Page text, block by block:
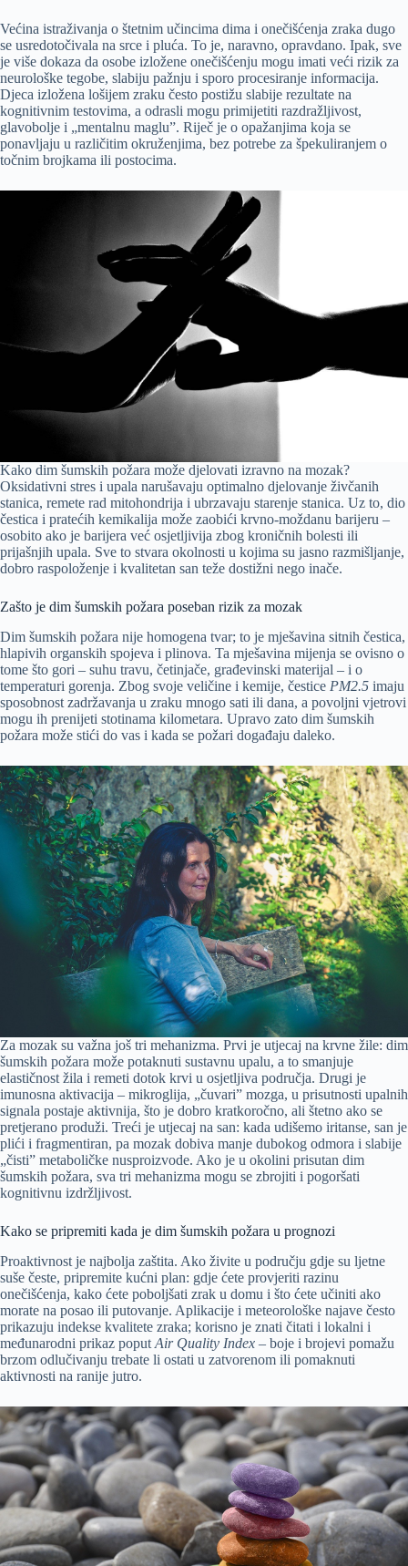
Većina istraživanja o štetnim učincima dima i onečišćenja zraka dugo
se usredotočivala na srce i pluća. To je, naravno, opravdano. Ipak, sve
je više dokaza da osobe izložene onečišćenju mogu imati veći rizik za
neurološke tegobe, slabiju pažnju i sporo procesiranje informacija.
Djeca izložena lošijem zraku često postižu slabije rezultate na
kognitivnim testovima, a odrasli mogu primijetiti razdražljivost,
glavobolje i „mentalnu maglu”. Riječ je o opažanjima koja se
ponavljaju u različitim okruženjima, bez potrebe za špekuliranjem o
točnim brojkama ili postocima.
Kako dim šumskih požara može djelovati izravno na mozak?
Oksidativni stres i upala narušavaju optimalno djelovanje živčanih
stanica, remete rad mitohondrija i ubrzavaju starenje stanica. Uz to, dio
čestica i pratećih kemikalija može zaobići krvno-moždanu barijeru –
osobito ako je barijera već osjetljivija zbog kroničnih bolesti ili
prijašnjih upala. Sve to stvara okolnosti u kojima su jasno razmišljanje,
dobro raspoloženje i kvalitetan san teže dostižni nego inače.
Zašto je dim šumskih požara poseban rizik za mozak
Dim šumskih požara nije homogena tvar; to je mješavina sitnih čestica,
hlapivih organskih spojeva i plinova. Ta mješavina mijenja se ovisno o
tome što gori – suhu travu, četinjače, građevinski materijal – i o
temperaturi gorenja. Zbog svoje veličine i kemije, čestice PM2.5 imaju
sposobnost zadržavanja u zraku mnogo sati ili dana, a povoljni vjetrovi
mogu ih prenijeti stotinama kilometara. Upravo zato dim šumskih
požara može stići do vas i kada se požari događaju daleko.
Za mozak su važna još tri mehanizma. Prvi je utjecaj na krvne žile: dim
šumskih požara može potaknuti sustavnu upalu, a to smanjuje
elastičnost žila i remeti dotok krvi u osjetljiva područja. Drugi je
imunosna aktivacija – mikroglija, „čuvari” mozga, u prisutnosti upalnih
signala postaje aktivnija, što je dobro kratkoročno, ali štetno ako se
pretjerano produži. Treći je utjecaj na san: kada udišemo iritanse, san je
plići i fragmentiran, pa mozak dobiva manje dubokog odmora i slabije
„čisti” metaboličke nusproizvode. Ako je u okolini prisutan dim
šumskih požara, sva tri mehanizma mogu se zbrojiti i pogoršati
kognitivnu izdržljivost.
Kako se pripremiti kada je dim šumskih požara u prognozi
Proaktivnost je najbolja zaštita. Ako živite u području gdje su ljetne
suše česte, pripremite kućni plan: gdje ćete provjeriti razinu
onečišćenja, kako ćete poboljšati zrak u domu i što ćete učiniti ako
morate na posao ili putovanje. Aplikacije i meteorološke najave često
prikazuju indekse kvalitete zraka; korisno je znati čitati i lokalni i
međunarodni prikaz poput Air Quality Index – boje i brojevi pomažu
brzom odlučivanju trebate li ostati u zatvorenom ili pomaknuti
aktivnosti na ranije jutro.